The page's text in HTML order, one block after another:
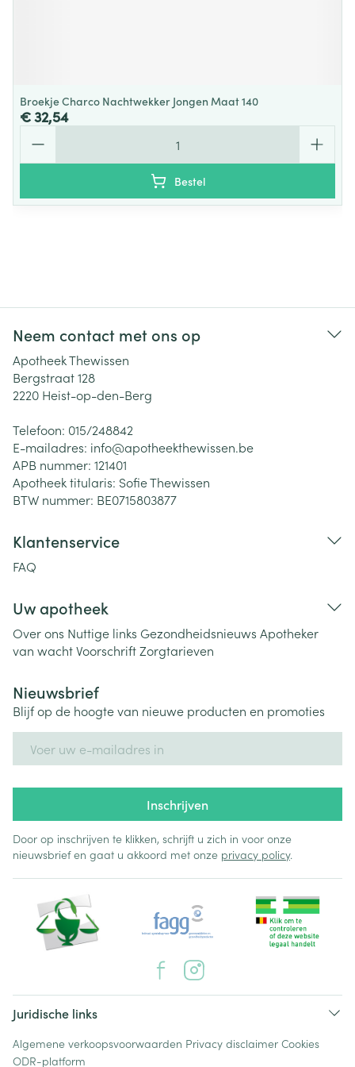
Broekje Charco Nachtwekker Jongen Maat 140
€ 32,54
Bestel
Neem contact met ons op
Apotheek Thewissen
Bergstraat 128
2220 Heist-op-den-Berg
Telefoon: 015/248842
E-mailadres: info@apotheekthewissen.be
APB nummer: 121401
Apotheek titularis: Sofie Thewissen
BTW nummer: BE0715803877
Klantenservice
FAQ
Uw apotheek
Over ons Nuttige links Gezondheidsnieuws Apotheker
van wachtVoorschriftZorgtarieven
Nieuwsbrief
Blijf op de hoogte van nieuwe producten en promoties
Inschrijven
Door op inschrijven te klikken, schrijft u zich in voor onze
nieuwsbrief en gaat u akkoord met onze privacy policy.
Juridische links
Algemene verkoopsvoorwaarden Privacy disclaimer Cookies
ODR-platform